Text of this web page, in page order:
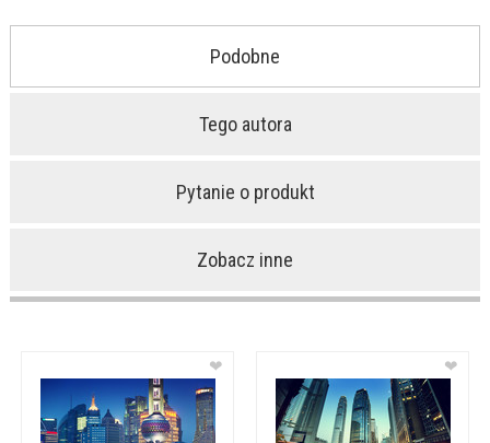
Podobne
Tego autora
Pytanie o produkt
Zobacz inne
❤ ❤